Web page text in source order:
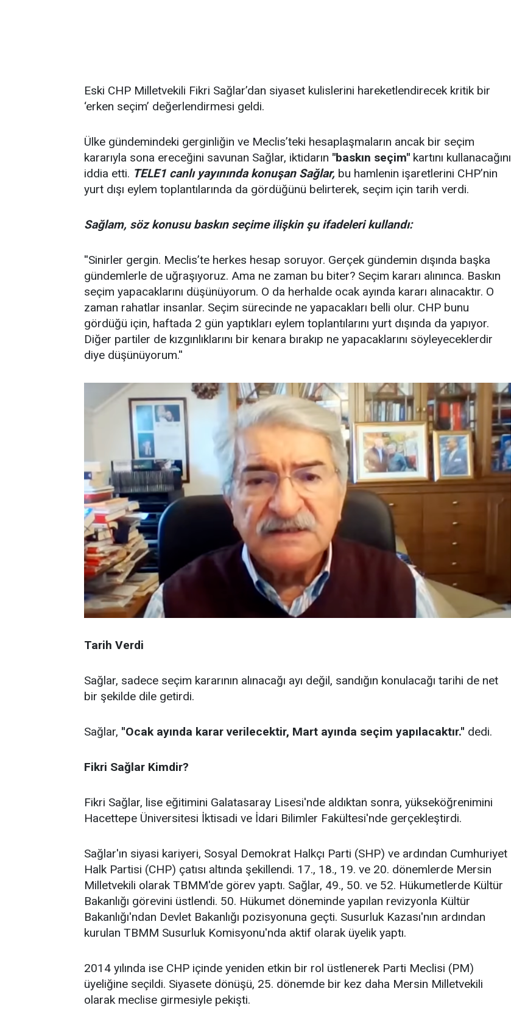
Eski CHP Milletvekili Fikri Sağlar’dan siyaset kulislerini hareketlendirecek kritik bir
‘erken seçim’ değerlendirmesi geldi.
Ülke gündemindeki gerginliğin ve Meclis’teki hesaplaşmaların ancak bir seçim
kararıyla sona ereceğini savunan Sağlar, iktidarın "baskın seçim" kartını kullanacağını
iddia etti. TELE1 canlı yayınında konuşan Sağlar, bu hamlenin işaretlerini CHP’nin
yurt dışı eylem toplantılarında da gördüğünü belirterek, seçim için tarih verdi.
Sağlam, söz konusu baskın seçime ilişkin şu ifadeleri kullandı:
''Sinirler gergin. Meclis’te herkes hesap soruyor. Gerçek gündemin dışında başka
gündemlerle de uğraşıyoruz. Ama ne zaman bu biter? Seçim kararı alınınca. Baskın
seçim yapacaklarını düşünüyorum. O da herhalde ocak ayında kararı alınacaktır. O
zaman rahatlar insanlar. Seçim sürecinde ne yapacakları belli olur. CHP bunu
gördüğü için, haftada 2 gün yaptıkları eylem toplantılarını yurt dışında da yapıyor.
Diğer partiler de kızgınlıklarını bir kenara bırakıp ne yapacaklarını söyleyeceklerdir
diye düşünüyorum.''
Tarih Verdi
Sağlar, sadece seçim kararının alınacağı ayı değil, sandığın konulacağı tarihi de net
bir şekilde dile getirdi.
Sağlar, ''Ocak ayında karar verilecektir, Mart ayında seçim yapılacaktır.'' dedi.
Fikri Sağlar Kimdir?
Fikri Sağlar, lise eğitimini Galatasaray Lisesi'nde aldıktan sonra, yükseköğrenimini
Hacettepe Üniversitesi İktisadi ve İdari Bilimler Fakültesi'nde gerçekleştirdi.
Sağlar'ın siyasi kariyeri, Sosyal Demokrat Halkçı Parti (SHP) ve ardından Cumhuriyet
Halk Partisi (CHP) çatısı altında şekillendi. 17., 18., 19. ve 20. dönemlerde Mersin
Milletvekili olarak TBMM'de görev yaptı. Sağlar, 49., 50. ve 52. Hükumetlerde Kültür
Bakanlığı görevini üstlendi. 50. Hükumet döneminde yapılan revizyonla Kültür
Bakanlığı'ndan Devlet Bakanlığı pozisyonuna geçti. Susurluk Kazası'nın ardından
kurulan TBMM Susurluk Komisyonu'nda aktif olarak üyelik yaptı.
2014 yılında ise CHP içinde yeniden etkin bir rol üstlenerek Parti Meclisi (PM)
üyeliğine seçildi. Siyasete dönüşü, 25. dönemde bir kez daha Mersin Milletvekili
olarak meclise girmesiyle pekişti.